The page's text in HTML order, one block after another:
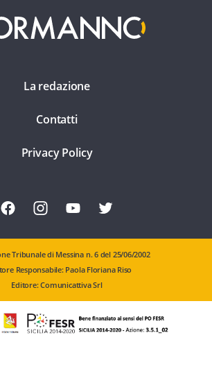
La redazione
Contatti
Privacy Policy
Tribunale di Messina n. 6 del 25/06/2002
Responsabile: Paola Floriana Riso
Editore: Comunicattiva Srl